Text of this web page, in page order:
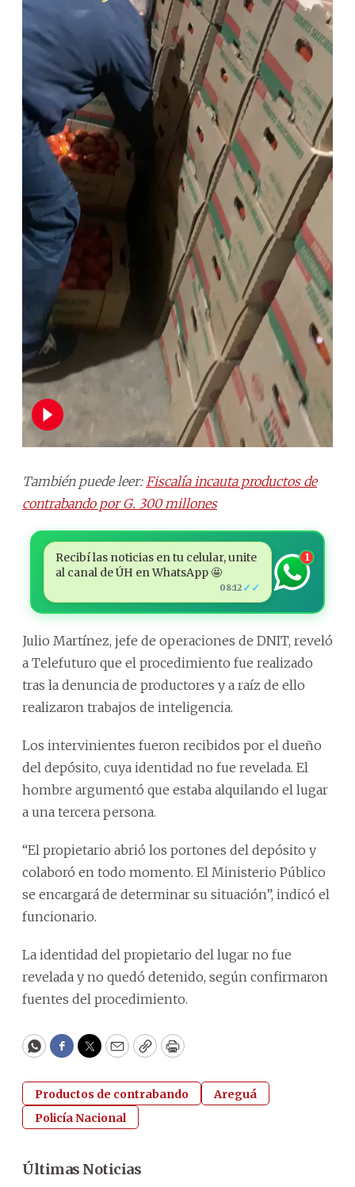
También puede leer:Fiscalía incauta productos de
contrabando por G. 300 millones
Recibí las noticias en tu celular, unite
al canal de ÚH en WhatsApp 🤩
08:12 ✓✓
1
Julio Martínez, jefe de operaciones de DNIT, reveló
a Telefuturo que el procedimiento fue realizado
tras la denuncia de productores y a raíz de ello
realizaron trabajos de inteligencia.
Los intervinientes fueron recibidos por el dueño
del depósito, cuya identidad no fue revelada. El
hombre argumentó que estaba alquilando el lugar
a una tercera persona.
“El propietario abrió los portones del depósito y
colaboró en todo momento. El Ministerio Público
se encargará de determinar su situación”, indicó el
funcionario.
La identidad del propietario del lugar no fue
revelada y no quedó detenido, según confirmaron
fuentes del procedimiento.
WhatsApp
Facebook
Twitter
EmailCopyPrint
Productos de contrabando
Areguá
Policía Nacional
Últimas Noticias